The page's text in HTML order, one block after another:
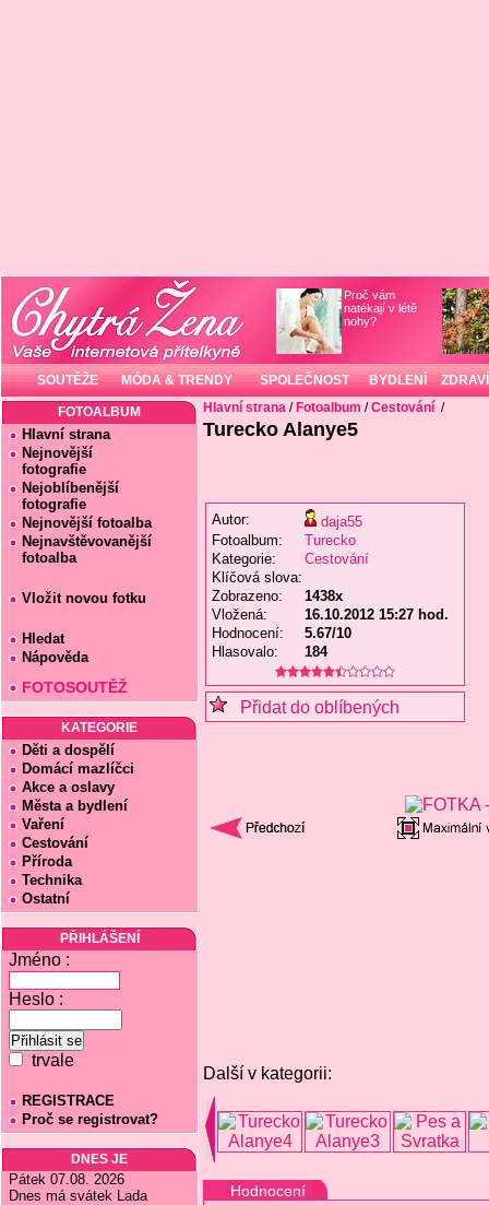
Proč vám
natékají v létě
nohy?
SOUTĚŽE MÓDA & TRENDY SPOLEČNOST BYDLENÍ ZDRAVÍ
FOTOALBUM
Hlavní strana
Nejnovější
fotografie
Nejoblíbenější
fotografie
Nejnovější fotoalba
Nejnavštěvovanější
fotoalba
Vložit novou fotku
Hledat
Nápověda
FOTOSOUTĚŽ
KATEGORIE
Děti a dospělí
Domácí mazlíčci
Akce a oslavy
Města a bydlení
Vaření
Cestování
Příroda
Technika
Ostatní
PŘIHLÁŠENÍ
Jméno :
Heslo :
trvale
REGISTRACE
Proč se registrovat?
DNES JE
Pátek 07.08. 2026
Dnes má svátek Lada
Hlavní strana / Fotoalbum /Cestování /
Turecko Alanye5
Autor:
daja55
Fotoalbum:
Turecko
Kategorie:
Cestování
Klíčová slova:
Zobrazeno:
1438x
Vložená:
16.10.2012 15:27 hod.
Hodnocení:
5.67/10
Hlasovalo:
184
Přidat do oblíbených
Další v kategorii:
Hodnocení